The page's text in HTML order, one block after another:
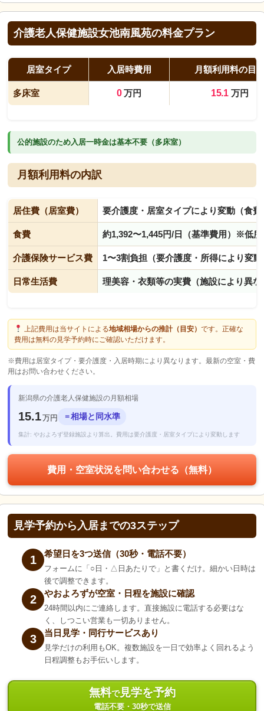
介護老人保健施設女池南風苑の料金プラン
居室タイプ 入居時費用 月額利用料の目
多床室 0万円 15.1万円
公的施設のため入居一時金は基本不要（多床室）
月額利用料の内訳
居住費（居室費） 要介護度・居室タイプにより変動（食
食費 約1,392〜1,445円/日（基準費用）※低
介護保険サービス費 1〜3割負担（要介護度・所得により変動
日常生活費 理美容・衣類等の実費（施設により異な
上記費用は当サイトによる地域相場からの推計（目安） です。正確な
費用は無料の見学予約時にご確認いただけます。
※費用は居室タイプ・要介護度・入居時期により異なります。最新の空室・費
用はお問い合わせください。
新潟県の介護老人保健施設の月額相場
15.1万円 ＝相場と同水準
集計: やおよろず登録施設より算出。費用は要介護度・居室タイプにより変動します
費用・空室状況を問い合わせる（無料）
見学予約から入居までの3ステップ
1 希望日を3つ送信（30秒・電話不要）
フォームに「○日・△日あたりで」と書くだけ。細かい日時は
後で調整できます。
2 やおよろずが空室・日程を施設に確認
24時間以内にご連絡します。直接施設に電話する必要はな
く、しつこい営業も一切ありません。
3 当日見学・同行サービスあり
見学だけの利用もOK。複数施設を一日で効率よく回れるよう
日程調整もお手伝いします。
無料で見学を予約
電話不要・30秒で送信